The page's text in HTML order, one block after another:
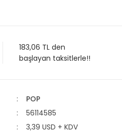
183,06 TL den
başlayan taksitlerle!!
POP
56114585
3,39 USD + KDV